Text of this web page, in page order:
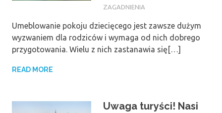
ZAGADNIENIA
Umeblowanie pokoju dziecięcego jest zawsze dużym
wyzwaniem dla rodziców i wymaga od nich dobrego
przygotowania. Wielu z nich zastanawia się[…]
READ MORE
Uwaga turyści! Nasi